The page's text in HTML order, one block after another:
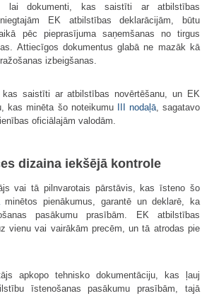
lai dokumenti, kas saistīti ar atbilstības
EK atbilstības deklarācijām, būtu
pēc pieprasījuma saņemšanas no tirgus
Attiecīgos dokumentus glabā ne mazāk kā
izbeigšanas.
kas saistīti ar atbilstības novērtēšanu, un EK
kas minēta šo noteikumuIII nodaļā, sagatavo
oficiālajām valodām.
dizaina iekšējā kontrole
vai tā pilnvarotais pārstāvis, kas īsteno šo
minētos pienākumus, garantē un deklarē, ka
pasākumu prasībām. EK atbilstības
vienu vai vairākām precēm, un tā atrodas pie
apkopo tehnisko dokumentāciju, kas ļauj
īstenošanas pasākumu prasībām, tajā